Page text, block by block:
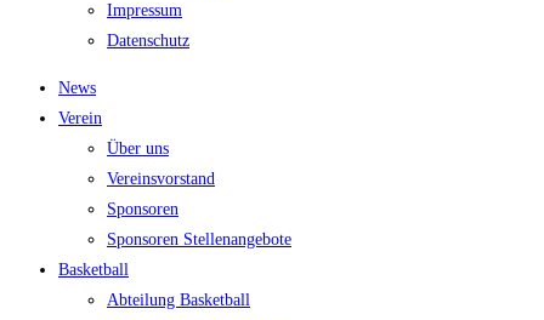
Impres­sum
Daten­schutz
News
Ver­ein
Über uns
Ver­eins­vor­stand
Spon­so­ren
Spon­so­ren Stellenangebote
Bas­ket­ball
Abtei­lung Basketball